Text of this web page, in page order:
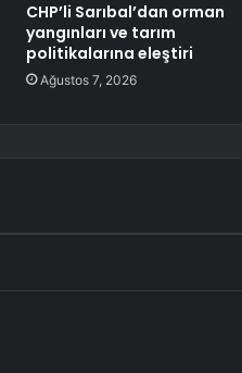
CHP’li Sarıbal’dan orman
yangınları ve tarım
politikalarına eleştiri
Ağustos 7, 2026